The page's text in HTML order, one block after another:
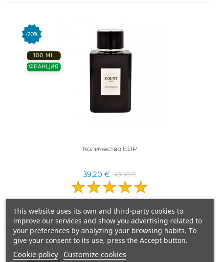
-20%
100 ML
ФРАНЦИЯ
Количество EDP
39,20 € 49,00 €
This website uses its own and third-party cookies to
improve our services and show you advertising related to
your preferences by analyzing your browsing habits. To
give your consent to its use, press the Accept button.
Cookie policy Customize cookies